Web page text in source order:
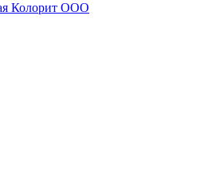
Колорит ООО